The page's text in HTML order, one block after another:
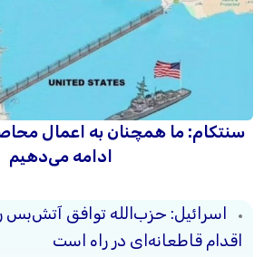
سنتکام: ما همچنان به اعمال
ادامه می‌دهیم
اسرائیل: حزب‌الله توافق آتش‌بس
اقدام قاطعانه‌ای در راه است